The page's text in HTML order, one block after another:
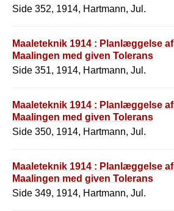
Side 352, 1914, Hartmann, Jul.
Maaleteknik 1914 : Planlæggelse af
Maalingen med given Tolerans
Side 351, 1914, Hartmann, Jul.
Maaleteknik 1914 : Planlæggelse af
Maalingen med given Tolerans
Side 350, 1914, Hartmann, Jul.
Maaleteknik 1914 : Planlæggelse af
Maalingen med given Tolerans
Side 349, 1914, Hartmann, Jul.